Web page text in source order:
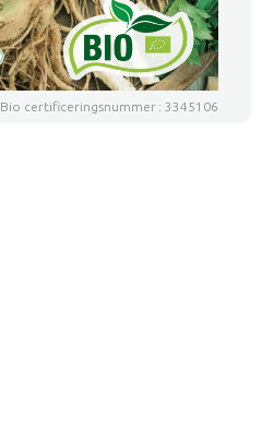
Bio certificeringsnummer : 3345106